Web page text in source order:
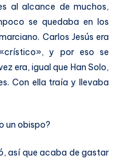
al alcance de muchos,
se quedaba en los
Carlos Jesús era
y por eso se
era, igual que Han Solo,
Con ella traía y llevaba
un obispo?
así que acaba de gastar